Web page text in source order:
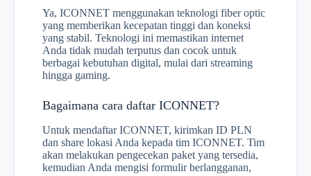
Ya, ICONNET menggunakan teknologi fiber optic
yang memberikan kecepatan tinggi dan koneksi
yang stabil. Teknologi ini memastikan internet
Anda tidak mudah terputus dan cocok untuk
berbagai kebutuhan digital, mulai dari streaming
hingga gaming.
Bagaimana cara daftar ICONNET?
Untuk mendaftar ICONNET, kirimkan ID PLN
dan share lokasi Anda kepada tim ICONNET. Tim
akan melakukan pengecekan paket yang tersedia,
kemudian Anda mengisi formulir berlangganan,